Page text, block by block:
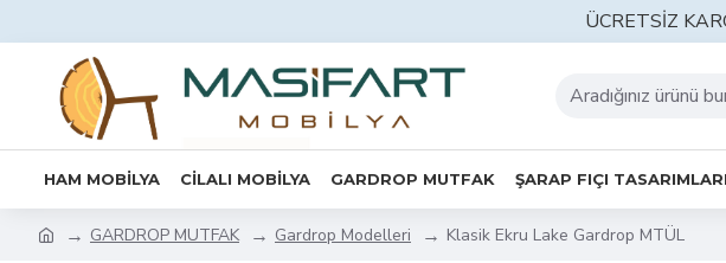
ÜCRETSİZ
HAM MOBİLYA CİLALI MOBİLYA GARDROP MUTFAK ŞARAP FIÇI TASARIMLARI
GARDROP MUTFAK Gardrop Modelleri Klasik Ekru Lake Gardrop MTÜL